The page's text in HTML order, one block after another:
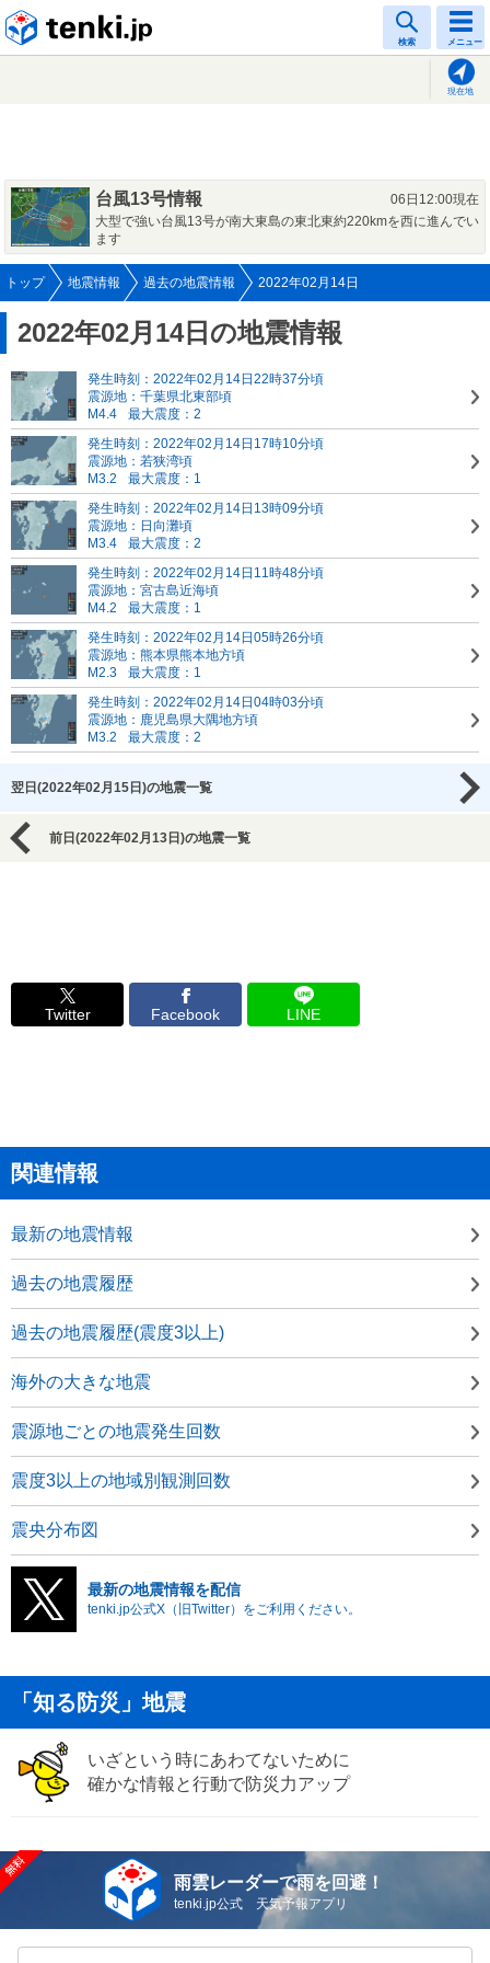
検索 メニュー
現在地
台風13号情報
06日12:00現在
大型で強い台風13号が南大東島の東北東約220kmを西に進んでい
ます
トップ 地震情報 過去の地震情報 2022年02月14日
2022年02月14日の地震情報
発生時刻：2022年02月14日22時37分頃
震源地：千葉県北東部頃
M4.4
最大震度：2
発生時刻：2022年02月14日17時10分頃
震源地：若狭湾頃
M3.2
最大震度：1
発生時刻：2022年02月14日13時09分頃
震源地：日向灘頃
M3.4
最大震度：2
発生時刻：2022年02月14日11時48分頃
震源地：宮古島近海頃
M4.2
最大震度：1
発生時刻：2022年02月14日05時26分頃
震源地：熊本県熊本地方頃
M2.3
最大震度：1
発生時刻：2022年02月14日04時03分頃
震源地：鹿児島県大隅地方頃
M3.2
最大震度：2
翌日(2022年02月15日)の地震一覧
前日(2022年02月13日)の地震一覧
Twitter Facebook LINE
関連情報
最新の地震情報
過去の地震履歴
過去の地震履歴(震度3以上)
海外の大きな地震
震源地ごとの地震発生回数
震度3以上の地域別観測回数
震央分布図
最新の地震情報を配信
tenki.jp公式X（旧Twitter）をご利用ください。
「知る防災」地震
いざという時にあわてないために
確かな情報と行動で防災力アップ
雨雲レーダーで雨を回避！
tenki.jp公式 天気予報アプリ